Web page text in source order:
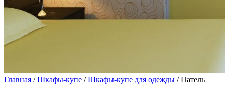
Главная /Шкафы-купе /Шкафы-купе для одежды / Патель